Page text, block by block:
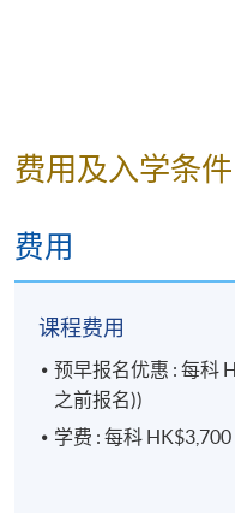
地点
Admiralty
Centre
Speaking and Listening
报名代码
时间
7:00 -
地点
Centre
费用及入学条件
费用
课程费用
预早报名优惠 : 每科
之前报名))
学费 : 每科 HK$3,700